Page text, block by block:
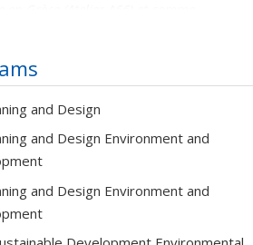
Unis (PWP et SWA Group). Il a
l’histoire de l’architecture de paysage
les pratiques horticoles et les théories
menées, au cours des années 1880-
profession américaine: l'architecture
comme chargé de cours à l’Université
professeur adjoint à l’Université de la
and Design
and Design Environment and
and Design Environment and